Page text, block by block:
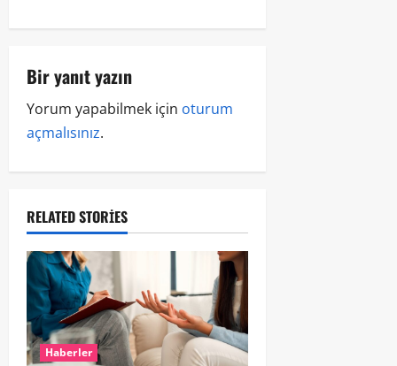
Bir yanıt yazın
Yorum yapabilmek için oturum
açmalısınız.
RELATED STORIES
Haberler